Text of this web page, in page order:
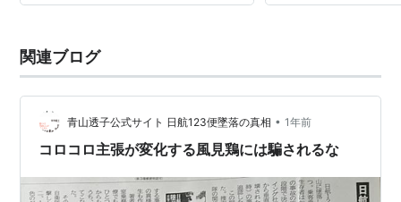
関連ブログ
青山透子公式サイト 日航123便墜落の真相 • 1年前
コロコロ主張が変化する風見鶏には騙されるな